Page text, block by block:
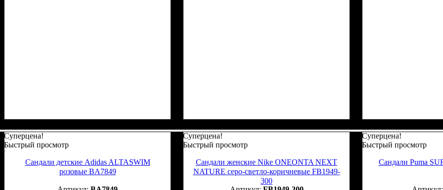
Суперцена!
Быстрый просмотр
Сандали детские Adidas ALTASWIM
розовые BA7849
Суперцена!
Быстрый просмотр
Сандали женские Nike ONEONTA NEXT
NATURE серо-светло-коричневые FB1949-
300
Суперцена!
Быстрый просмотр
Сандали Puma